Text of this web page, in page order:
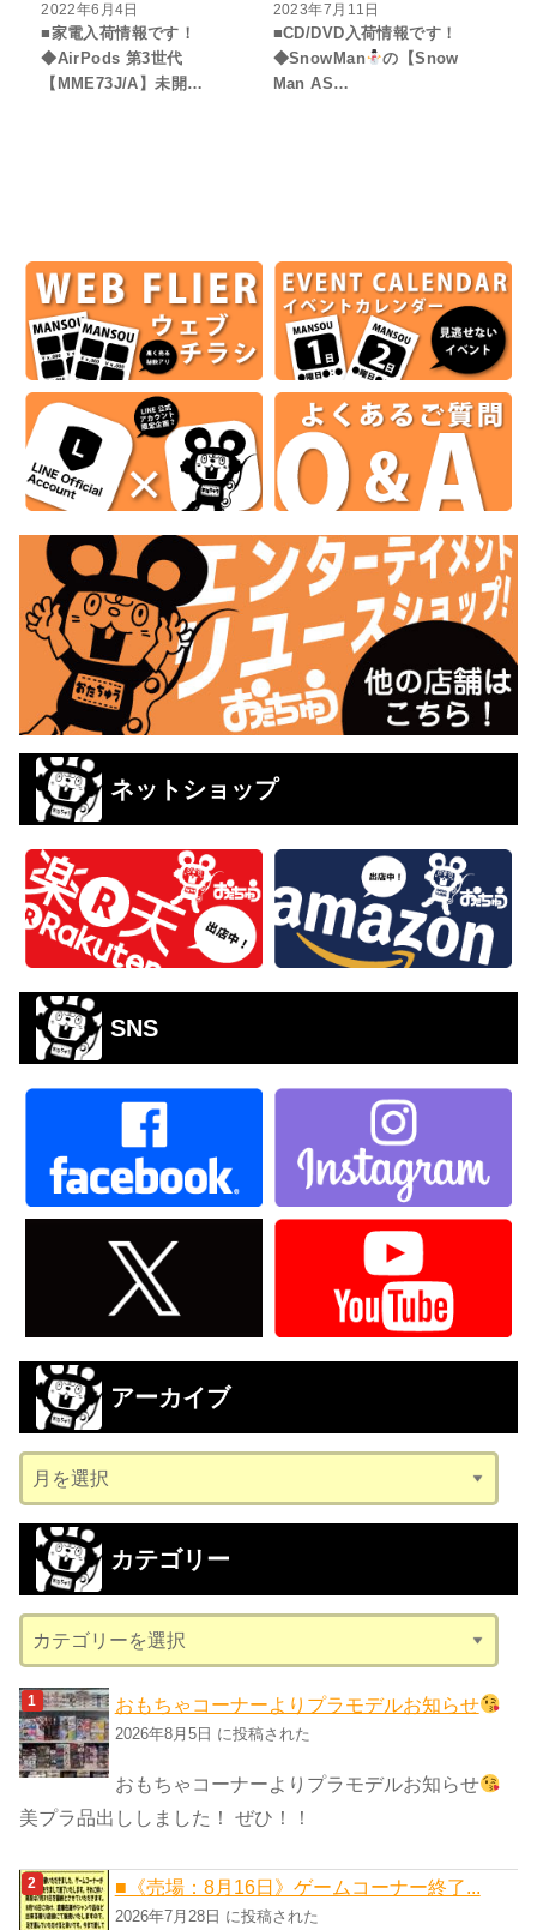
2022年6月4日
■家電入荷情報です！
◆AirPods 第3世代
【MME73J/A】未開…
2023年7月11日
■CD/DVD入荷情報です！
◆SnowMan
の【Snow
Man AS…
ネットショップ
SNS
アーカイブ
ー
カ
ブ
カテゴリー
テ
ゴ
リ
ー
おもちゃコーナーよりプラモデルお知らせ
2026年8月5日 に投稿された
おもちゃコーナーよりプラモデルお知らせ
美プラ品出ししました！ ぜひ！！
■《売場：8月16日》ゲームコーナー終了...
2026年7月28日 に投稿された